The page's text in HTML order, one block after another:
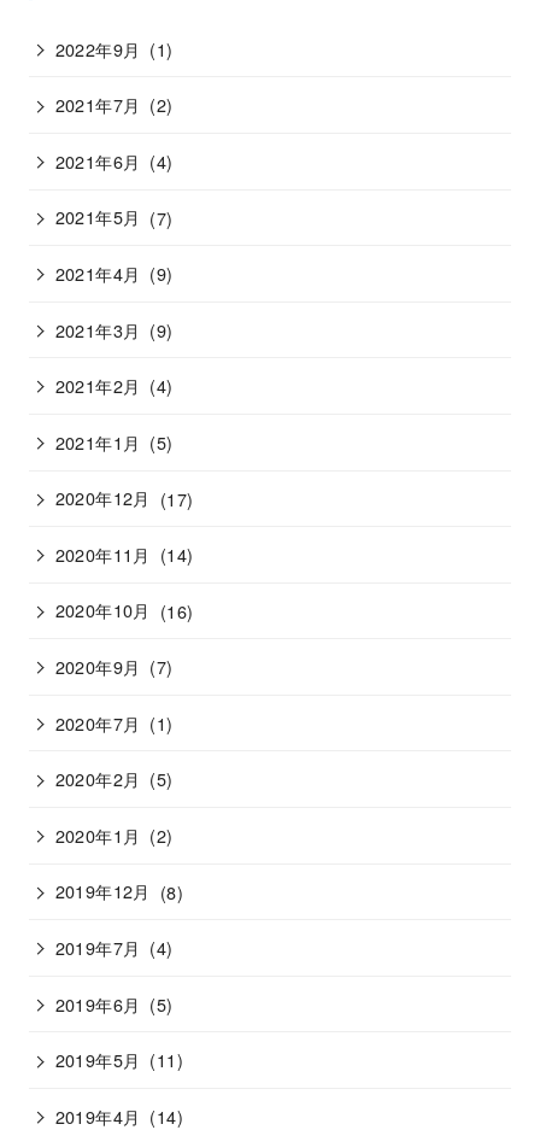
2022年9月 (1)
2021年7月 (2)
2021年6月 (4)
2021年5月 (7)
2021年4月 (9)
2021年3月 (9)
2021年2月 (4)
2021年1月 (5)
2020年12月 (17)
2020年11月 (14)
2020年10月 (16)
2020年9月 (7)
2020年7月 (1)
2020年2月 (5)
2020年1月 (2)
2019年12月 (8)
2019年7月 (4)
2019年6月 (5)
2019年5月 (11)
2019年4月 (14)